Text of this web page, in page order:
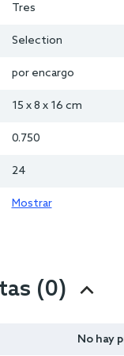
Tres
Selection
por encargo
15 x 8 x 16 cm
0.750
24
Mostrar
(0)
No hay